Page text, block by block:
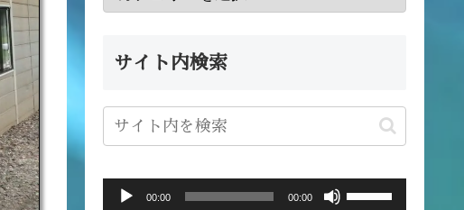
サイト内検索
00:00 00:00
ボ